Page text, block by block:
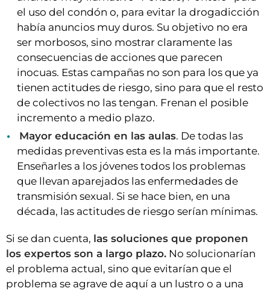
el uso del condón o, para evitar la drogadicción
había anuncios muy duros. Su objetivo no era
ser morbosos, sino mostrar claramente las
consecuencias de acciones que parecen
inocuas. Estas campañas no son para los que ya
tienen actitudes de riesgo, sino para que el resto
de colectivos no las tengan. Frenan el posible
incremento a medio plazo.
Mayor educación en las aulas. De todas las
medidas preventivas esta es la más importante.
Enseñarles a los jóvenes todos los problemas
que llevan aparejados las enfermedades de
transmisión sexual. Si se hace bien, en una
década, las actitudes de riesgo serían mínimas.
Si se dan cuenta, las soluciones que proponen
los expertos son a largo plazo. No solucionarían
el problema actual, sino que evitarían que el
problema se agrave de aquí a un lustro o a una